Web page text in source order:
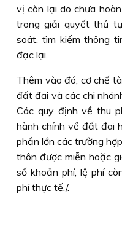
vị còn lại do chưa
trong giải quyết thủ
soát, tìm kiếm thông
đạc lại.
Thêm vào đó, cơ chế
đất đai và các chi
Các quy định về thu
hành chính về đất đai
phần lớn các trường
thôn được miễn hoặc
số khoản phí, lệ phí
phí thực tế./.